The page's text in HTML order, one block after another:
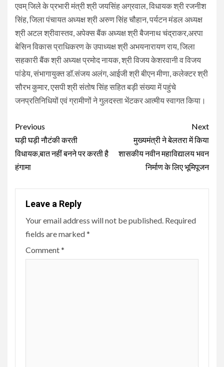
एवम् जिले के प्रभारी मंत्री श्री जयसिंह अग्रवाल, विधायक श्री रजनीश
सिंह, जिला पंचायत अध्यक्ष श्री अरुण सिंह चौहान, पर्यटन मंडल अध्यक्ष
श्री अटल श्रीवास्तव, अपेक्स बैंक अध्यक्ष श्री बैजनाथ चंद्राकर,अरपा
बेसिन विकास प्राधिकरण के उपाध्यक्ष श्री अभयनारायण राय, जिला
सहकारी बैंक श्री अध्यक्ष प्रमोद नायक, श्री विजय केशरवानी व विजय
पांडेय, संभागायुक्त डॉ.संजय अलंग, आईजी श्री बीएन मीणा, कलेक्टर श्री
सौरभ कुमार, एसपी श्री संतोष सिंह सहित बड़ी संख्या में पहुंचे
जनप्रतिनिधियों एवं ग्रामीणों ने गुलदस्ता भेंटकर आत्मीय स्वागत किया।
Continue
Reading
Previous
घड़ी घड़ी नौटंकी करती
विधायक,बात नहीं बनने पर करती है
हंगामा
Next
मुख्यमंत्री ने बेलतरा में किया
शासकीय नवीन महाविद्यालय भवन
निर्माण के लिए भूमिपूजन
Leave a Reply
Your email address will not be published. Required
fields are marked*
Comment*